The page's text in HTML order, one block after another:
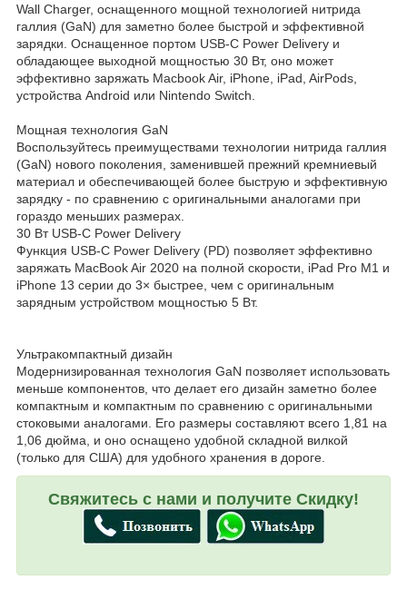
Wall Charger, оснащенного мощной технологией нитрида
галлия (GaN) для заметно более быстрой и эффективной
зарядки. Оснащенное портом USB-C Power Delivery и
обладающее выходной мощностью 30 Вт, оно может
эффективно заряжать Macbook Air, iPhone, iPad, AirPods,
устройства Android или Nintendo Switch.
Мощная технология GaN
Воспользуйтесь преимуществами технологии нитрида галлия
(GaN) нового поколения, заменившей прежний кремниевый
материал и обеспечивающей более быструю и эффективную
зарядку - по сравнению с оригинальными аналогами при
гораздо меньших размерах.
30 Вт USB-C Power Delivery
Функция USB-C Power Delivery (PD) позволяет эффективно
заряжать MacBook Air 2020 на полной скорости, iPad Pro M1 и
iPhone 13 серии до 3× быстрее, чем с оригинальным
зарядным устройством мощностью 5 Вт.
Ультракомпактный дизайн
Модернизированная технология GaN позволяет использовать
меньше компонентов, что делает его дизайн заметно более
компактным и компактным по сравнению с оригинальными
стоковыми аналогами. Его размеры составляют всего 1,81 на
1,06 дюйма, и оно оснащено удобной складной вилкой
(только для США) для удобного хранения в дороге.
Свяжитесь с нами и получите Скидку!